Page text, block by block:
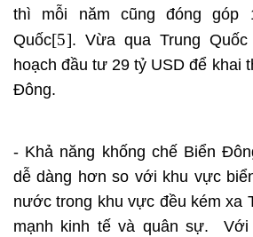
thì mỗi năm cũng đóng góp
Quốc[5]. Vừa qua Trung
hoạch đầu tư 29 tỷ USD để khai
Đông.
- Khả năng khống chế Biển
dễ dàng hơn so với khu vực
nước trong khu vực đều kém xa
mạnh kinh tế và quân sự. Với